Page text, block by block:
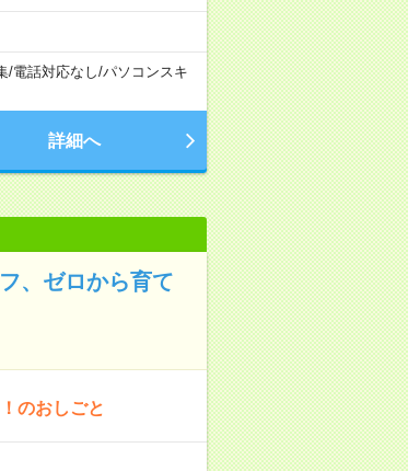
/電話対応なし/パソコンスキ
詳細へ
、ゼロから育て
のおしごと